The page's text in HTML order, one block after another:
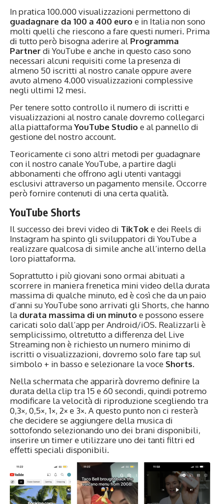
In pratica 100.000 visualizzazioni permettono di
guadagnare da 100 a 400 euro e in Italia non sono
molti quelli che riescono a fare questi numeri. Prima
di tutto però bisogna aderire al Programma
Partnerdi YouTube e anche in questo caso sono
necessari alcuni requisiti come la presenza di
almeno 50 iscritti al nostro canale oppure avere
avuto almeno 4.000 visualizzazioni complessive
negli ultimi 12 mesi.
Per tenere sotto controllo il numero di iscritti e
visualizzazioni al nostro canale dovremo collegarci
alla piattaformaYouTube Studio e al pannello di
gestione del nostro account.
Teoricamente ci sono altri metodi per guadagnare
con il nostro canale YouTube, a partire dagli
abbonamenti che offrono agli utenti vantaggi
esclusivi attraverso un pagamento mensile. Occorre
però fornire contenuti di una certa qualità.
YouTube Shorts
Il successo dei brevi video di TikToke dei Reels di
Instagram ha spinto gli sviluppatori di YouTube a
realizzare qualcosa di simile anche all’interno della
loro piattaforma.
Soprattutto i più giovani sono ormai abituati a
scorrere in maniera frenetica mini video della durata
massima di qualche minuto, ed è così che da un paio
d’anni su YouTube sono arrivati gli Shorts, che hanno
la durata massima di un minuto e possono essere
caricati solo dall’app per Android/iOS. Realizzarli è
semplicissimo, oltretutto a differenza del Live
Streaming non è richiesto un numero minimo di
iscritti o visualizzazioni, dovremo solo fare tap sul
simbolo + in basso e selezionare la voce Shorts.
Nella schermata che apparirà dovremo definire la
durata della clip tra 15 e 60 secondi, quindi potremo
modificare la velocità di riproduzione scegliendo tra
0,3×, 0,5×, 1×, 2× e 3×. A questo punto non ci resterà
che decidere se aggiungere della musica di
sottofondo selezionando uno dei brani disponibili,
inserire un timer e utilizzare uno dei tanti filtri ed
effetti speciali disponibili.